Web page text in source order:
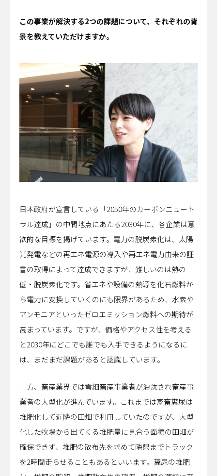
――この事業が解決する2つの課題について、それぞれの背
景を教えていただけますか。
日本政府が宣言している「2050年のカーボンニュート
ラル達成」の中間地点にあたる2030年に、各企業は意
欲的な目標を掲げています。電力の脱炭素化は、太陽
光発電などの再エネ電源の導入や再エネ電力由来の証
書の取得によって達成できますが、難しいのは熱の
低・脱炭素化です。省エネや設備の熱源を化石燃料か
ら電力に変換していくのにも限界があるため、水素や
アンモニアといったゼロエミッション燃料への期待が
高まっています。ですが、価格やアクセス性を考える
と2030年にどこでも誰でも入手できるようになるに
は、まだまだ課題があると認識しています。
一方、畜産業界では零細畜産事業者が淘汰され畜産事
業者の大型化が進んでいます。これまでは家畜糞尿は
堆肥化して近隣の田畑で利用していたのですが、大型
化した牧場から出てくる堆肥量に見合う面積の田畑が
確保できず、堆肥の散布先を求めて隣県までトラック
を2時間走らせることもあるといいます。糞尿の堆肥